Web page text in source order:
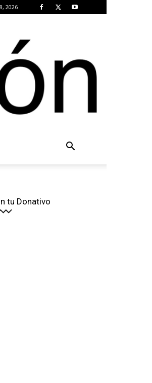
2026
tu Donativo